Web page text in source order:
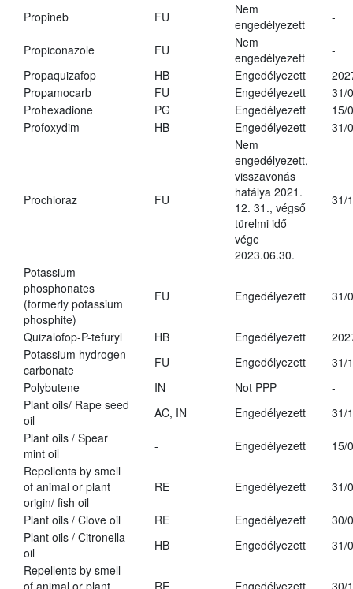
Propineb
FU
Nem
engedélyezett
-
Propiconazole FU
Nem
engedélyezett
-
Propaquizafop
HB Engedélyezett
Propamocarb
FU Engedélyezett
31/
Prohexadione
PG Engedélyezett
15/
Profoxydim
HB Engedélyezett 31/
Prochloraz FU
Nem
engedélyezett,
visszavonás
hatálya 2021.
12. 31., végső
türelmi idő
vége
2023.06.30.
31/
Potassium
phosphonates
(formerly potassium
phosphite)
FU Engedélyezett 31/
Quizalofop-P-tefuryl HB Engedélyezett
Potassium hydrogen
carbonate
FU Engedélyezett
31/
Polybutene
IN Not PPP
-
Plant oils/ Rape seed
oil
AC, IN Engedélyezett
31/
Plant oils / Spear
mint oil
- Engedélyezett
15/
Repellents by smell
of animal or plant
origin/ fish oil
RE Engedélyezett 31/
Plant oils / Clove oil RE Engedélyezett
30/
Plant oils / Citronella
oil
HB Engedélyezett
31/
Repellents by smell